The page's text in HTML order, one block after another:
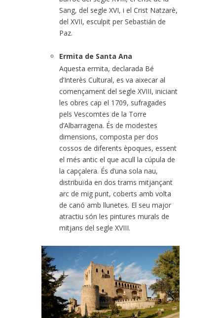
Sang, del segle XVI, i el Crist Natzarè,
del XVII, esculpit per Sebastián de
Paz.
Ermita de Santa Ana
Aquesta ermita, declarada Bé
d’Interès Cultural, es va aixecar al
començament del segle XVIII, iniciant
les obres cap el 1709, sufragades
pels Vescomtes de la Torre
d’Albarragena. És de modestes
dimensions, composta per dos
cossos de diferents èpoques, essent
el més antic el que acull la cúpula de
la capçalera. És d’una sola nau,
distribuïda en dos trams mitjançant
arc de mig punt, coberts amb volta
de canó amb llunetes. El seu major
atractiu són les pintures murals de
mitjans del segle XVIII.